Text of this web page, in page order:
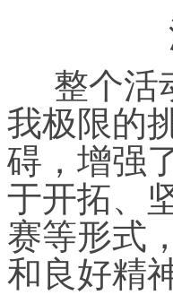
整个活
我极限的
碍，增强
于开拓、
赛等形式
和良好精